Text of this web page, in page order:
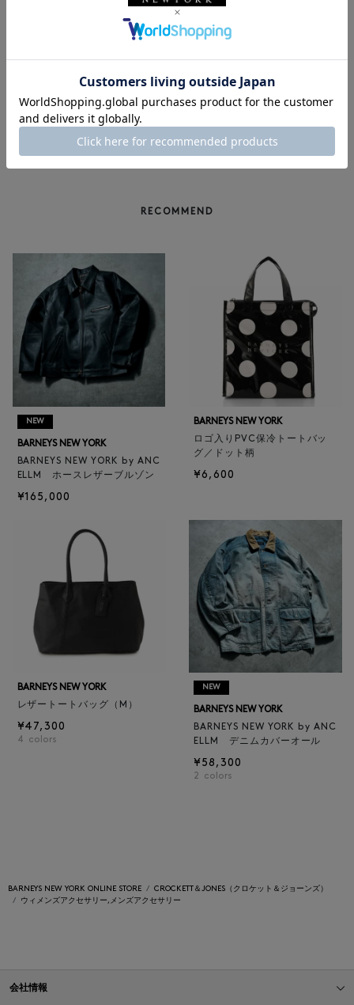
CROCKETT＆JONES＜クロケッ
ト&ジョーンズ＞レザーベルト 32
RECOMMEND
NEW
BARNEYS NEW YORK
BARNEYS NEW YORK by ANC
ELLM ホースレザーブルゾン
¥165,000
BARNEYS NEW YORK
ロゴ入りPVC保冷トートバッ
グ／ドット柄
¥6,600
BARNEYS NEW YORK
レザートートバッグ（M）
¥47,300
4 colors
NEW
BARNEYS NEW YORK
BARNEYS NEW YORK by ANC
ELLM デニムカバーオール
¥58,300
2 colors
BARNEYS NEW YORK ONLINE STORE
CROCKETT＆JONES（クロケット＆ジョーンズ）
ウィメンズアクセサリー,メンズアクセサリー
会社情報